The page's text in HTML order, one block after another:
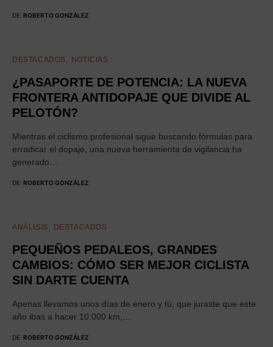
DE ROBERTO GONZÁLEZ
DESTACADOS NOTICIAS
¿PASAPORTE DE POTENCIA: LA NUEVA
FRONTERA ANTIDOPAJE QUE DIVIDE AL
PELOTÓN?
Mientras el ciclismo profesional sigue buscando fórmulas para
erradicar el dopaje, una nueva herramienta de vigilancia ha
generado…
DE ROBERTO GONZÁLEZ
ANÁLISIS DESTACADOS
PEQUEÑOS PEDALEOS, GRANDES
CAMBIOS: CÓMO SER MEJOR CICLISTA
SIN DARTE CUENTA
Apenas llevamos unos días de enero y tú, que juraste que este
año ibas a hacer 10.000 km,…
DE ROBERTO GONZÁLEZ